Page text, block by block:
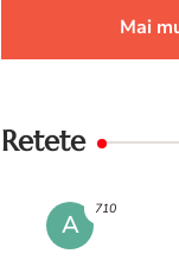
Mai
Retete
A
710